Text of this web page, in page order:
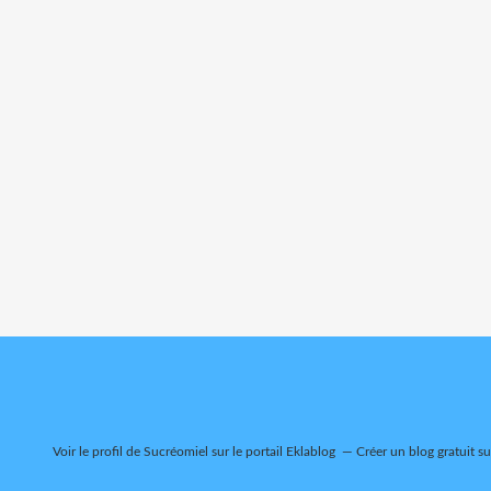
Voir le profil de Sucréomiel sur le portail Eklablog Créer un blog gratuit